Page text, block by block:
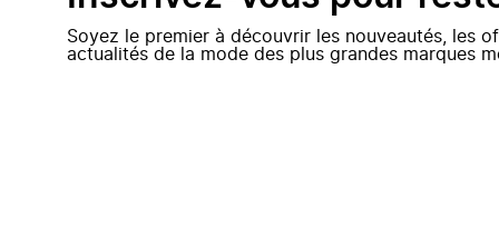
Soyez le premier à découvrir les nouveautés, les
actualités de la mode des plus grandes marques